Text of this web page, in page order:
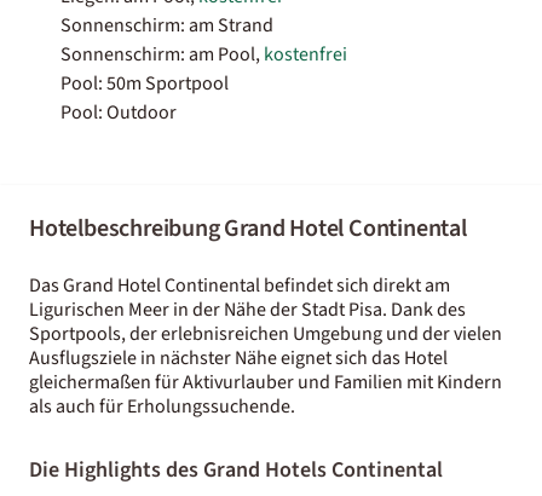
Sonnenschirm: am Strand
Sonnenschirm: am Pool,kostenfrei
Pool: 50m Sportpool
Pool: Outdoor
Hotelbeschreibung Grand Hotel Continental
Das Grand Hotel Continental befindet sich direkt am
Ligurischen Meer in der Nähe der Stadt Pisa. Dank des
Sportpools, der erlebnisreichen Umgebung und der vielen
Ausflugsziele in nächster Nähe eignet sich das Hotel
gleichermaßen für Aktivurlauber und Familien mit Kindern
als auch für Erholungssuchende.
Die Highlights des Grand Hotels Continental